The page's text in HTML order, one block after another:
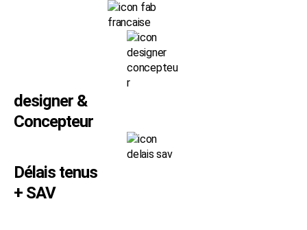
designer &
Concepteur
Délais tenus
+ SAV